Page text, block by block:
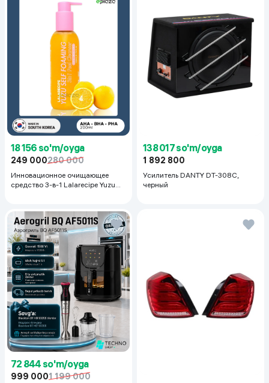
18 156 so'm/oyga
249 000280 000
Инновационное очищающее
средство 3-в-1 Lalarecipe Yuzu
138 017 so'm/oyga
1 892 800
Усилитель DANTY DT-308C,
черный
72 844 so'm/oyga
999 0001 199 000